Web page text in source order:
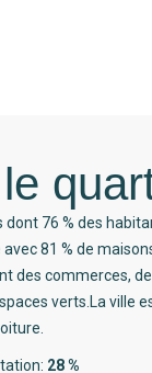
dont 76 % des
81 % de
des commerces,
verts.La ville
28 %